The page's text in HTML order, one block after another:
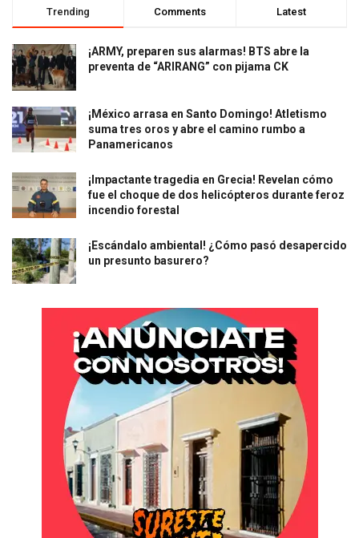
Trending Comments Latest
¡ARMY, preparen sus alarmas! BTS abre la
preventa de “ARIRANG” con pijama CK
¡México arrasa en Santo Domingo! Atletismo
suma tres oros y abre el camino rumbo a
Panamericanos
¡Impactante tragedia en Grecia! Revelan cómo
fue el choque de dos helicópteros durante feroz
incendio forestal
¡Escándalo ambiental! ¿Cómo pasó desapercido
un presunto basurero?